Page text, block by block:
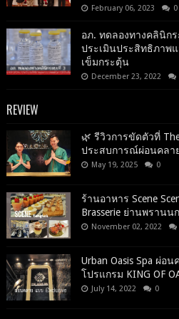
February 06, 2023 0
อภ. ทดลองทางคลินิกร
ประเมินประสิทธิภาพ
เข็มกระตุ้น
December 23, 2022
REVIEW
🌿 รีวิวการขัดตัวที่
ประสบการณ์ผ่อนคลา
May 19, 2025 0
ร้านอาหาร Scene
Brasserie ย่านพราน
November 02, 2022
Urban Oasis Spa ผ่อ
โปรแกรม KING OF
July 14, 2022 0